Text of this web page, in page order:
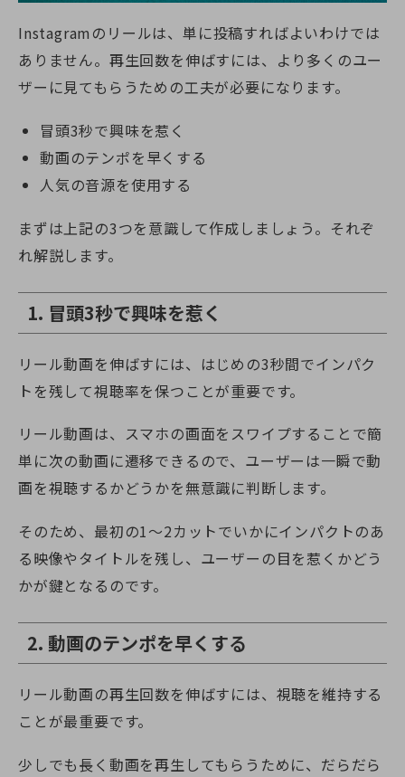
Instagramのリールは、単に投稿すればよいわけでは
ありません。再生回数を伸ばすには、より多くのユー
ザーに見てもらうための工夫が必要になります。
冒頭3秒で興味を惹く
動画のテンポを早くする
人気の音源を使用する
まずは上記の3つを意識して作成しましょう。それぞ
れ解説します。
1. 冒頭3秒で興味を惹く
リール動画を伸ばすには、はじめの3秒間でインパク
トを残して視聴率を保つことが重要です。
リール動画は、スマホの画面をスワイプすることで簡
単に次の動画に遷移できるので、ユーザーは一瞬で動
画を視聴するかどうかを無意識に判断します。
そのため、最初の1～2カットでいかにインパクトのあ
る映像やタイトルを残し、ユーザーの目を惹くかどう
かが鍵となるのです。
2. 動画のテンポを早くする
リール動画の再生回数を伸ばすには、視聴を維持する
ことが最重要です。
少しでも長く動画を再生してもらうために、だらだら